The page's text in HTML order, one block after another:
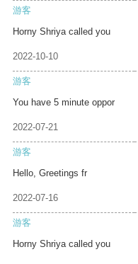
游客
Horny Shriya called you
2022-10-10
游客
You have 5 minute oppor
2022-07-21
游客
Hello, Greetings fr
2022-07-16
游客
Horny Shriya called you